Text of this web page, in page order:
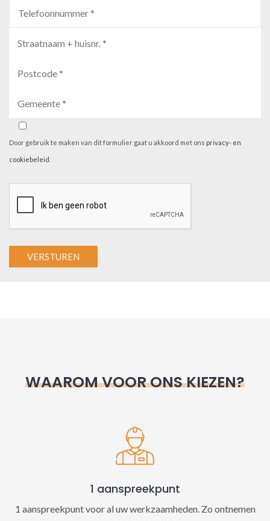
Door gebruik te maken van dit formulier gaat u akkoord met ons privacy- en
cookiebeleid
WAAROM VOOR ONS KIEZEN?
1 aanspreekpunt
1 aanspreekpunt voor al uw werkzaamheden. Zo ontnemen